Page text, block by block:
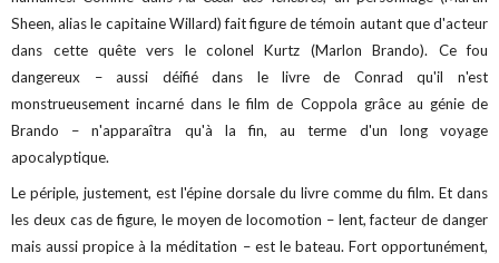
Sheen, alias le capitaine Willard) fait figure de témoin autant que d'acteur
dans cette quête vers le colonel Kurtz (Marlon Brando). Ce fou
dangereux – aussi déifié dans le livre de Conrad qu'il n'est
monstrueusement incarné dans le film de Coppola grâce au génie de
Brando – n'apparaîtra qu'à la fin, au terme d'un long voyage
apocalyptique.
Le périple, justement, est l'épine dorsale du livre comme du film. Et dans
les deux cas de figure, le moyen de locomotion – lent, facteur de danger
mais aussi propice à la méditation – est le bateau. Fort opportunément,